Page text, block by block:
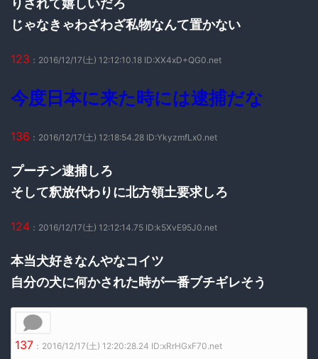
じゃなきゃわざわざ私物なんて置かない
123 ：2016/12/17(土) 12:12:10.18 ID:XX4xD+QG0.net
今度日本に来た時には逮捕だな
136 ：2016/12/17(土) 12:18:54.28 ID:YkyzmfLx0.net
プーチン逮捕しろ
そして釈放代わりに北方領土要求しろ
124 ：2016/12/17(土) 12:12:14.75 ID:k5XvE95J0.net
本当犬好きなんやなコイツ
自分の犬に何かされた時が一番ブチギレそう
137 ：2016/12/17(土) 12:20:28.24 ID:xRrHGxF70.net